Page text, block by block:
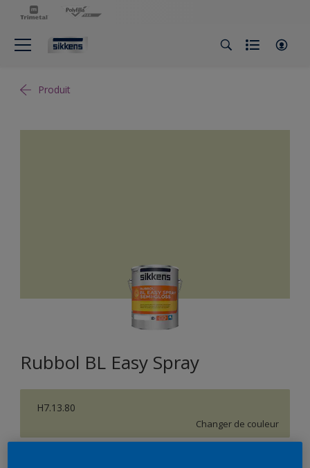
Produit
Rubbol BL Easy Spray
H7.13.80
Changer de couleur